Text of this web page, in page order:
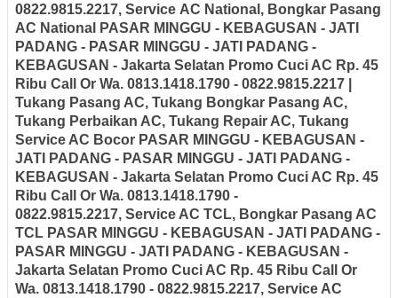
0822.9815.2217, Service AC National, Bongkar Pasang
AC National
PASAR MINGGU - KEBAGUSAN - JATI
PADANG - PASAR MINGGU - JATI PADANG -
KEBAGUSAN - Jakarta Selatan Promo Cuci AC Rp. 45
Ribu Call Or Wa. 0813.1418.1790 - 0822.9815.2217 |
Tukang Pasang AC, Tukang Bongkar Pasang AC,
Tukang Perbaikan AC, Tukang Repair AC, Tukang
Service AC Bocor PASAR MINGGU - KEBAGUSAN -
JATI PADANG - PASAR MINGGU - JATI PADANG -
KEBAGUSAN - Jakarta Selatan Promo Cuci AC Rp. 45
Ribu Call Or Wa. 0813.1418.1790 -
0822.9815.2217, Service AC TCL, Bongkar Pasang AC
TCL PASAR MINGGU - KEBAGUSAN - JATI PADANG -
PASAR MINGGU - JATI PADANG - KEBAGUSAN -
Jakarta Selatan Promo Cuci AC Rp. 45 Ribu Call Or
Wa. 0813.1418.1790 - 0822.9815.2217, Service AC